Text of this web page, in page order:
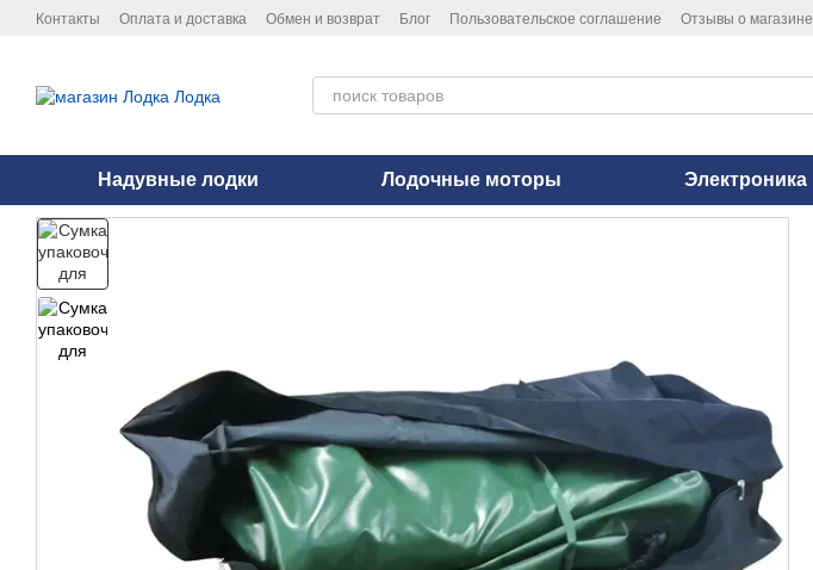
Перейти к основному контенту
Контакты Оплата и доставка Обмен и возврат Блог Пользовательское соглашение Отзывы о магазине
Надувные лодки Лодочные моторы Электроника